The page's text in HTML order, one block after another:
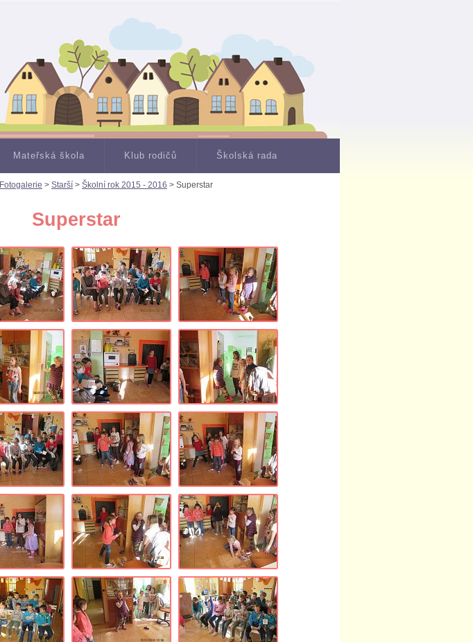
Mateřská škola Klub rodičů Školská rada
Fotogalerie > Starší > Školní rok 2015 - 2016 > Superstar
Superstar